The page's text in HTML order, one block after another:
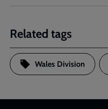
Related tags
Wales Division